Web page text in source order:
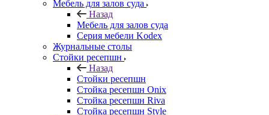
Мебель для залов суда
Назад
Мебель для залов суда
Серия мебели Kodex
Журнальные столы
Стойки ресепшн
Назад
Стойки ресепшн
Стойка ресепшн Onix
Стойка ресепшн Riva
Стойка ресепшн Style